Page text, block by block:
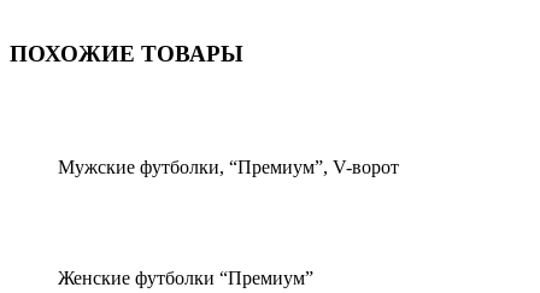
ПОХОЖИЕ ТОВАРЫ
Мужские футболки, “Премиум”, V-ворот
Женские футболки “Премиум”